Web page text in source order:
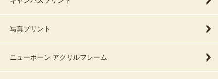
写真プリント
ニューボーン アクリルフレーム